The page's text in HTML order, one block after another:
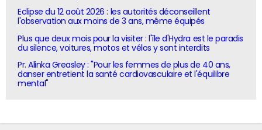
Eclipse du 12 août 2026 : les autorités déconseillent
l'observation aux moins de 3 ans, même équipés
Plus que deux mois pour la visiter : l'île d'Hydra est le paradis
du silence, voitures, motos et vélos y sont interdits
Pr. Alinka Greasley : "Pour les femmes de plus de 40 ans,
danser entretient la santé cardiovasculaire et l'équilibre
mental"